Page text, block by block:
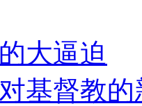
大逼迫
基督教的